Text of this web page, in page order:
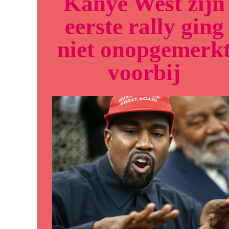
eerste rally ging
niet
voorbij